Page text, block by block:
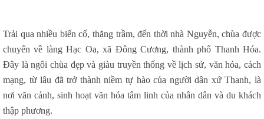
Trải qua nhiều biến cố, thăng trầm, đến thời nhà Nguyễn, chùa được
chuyển về làng Hạc Oa, xã Đông Cương, thành phố Thanh Hóa.
Đây là ngôi chùa đẹp và giàu truyền thống về lịch sử, văn hóa, cách
mạng, từ lâu đã trở thành niềm tự hào của người dân xứ Thanh, là
nơi vãn cảnh, sinh hoạt văn hóa tâm linh của nhân dân và du khách
thập phương.